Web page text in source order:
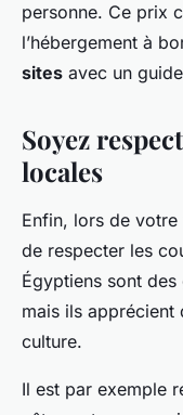
personne. Ce prix
l’hébergement à
sites avec un
Soyez
locales
Enfin, lors de
de respecter les
Égyptiens sont
mais ils apprécient
culture.
Il est par exemple